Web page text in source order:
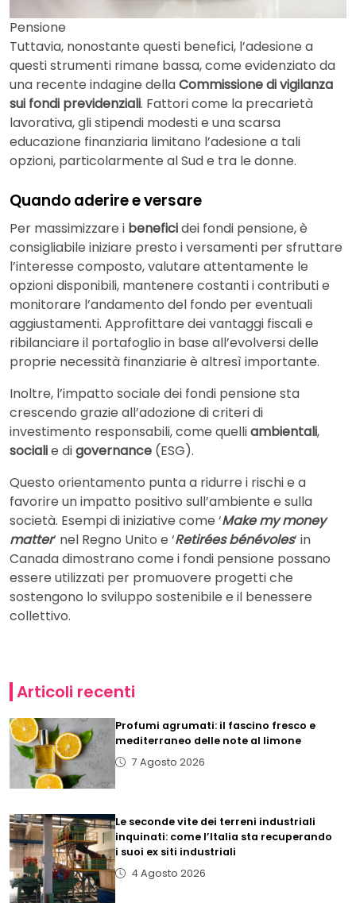
Pensione
Tuttavia, nonostante questi benefici, l’adesione a
questi strumenti rimane bassa, come evidenziato da
una recente indagine dellaCommissione di vigilanza
sui fondi previdenziali. Fattori come la precarietà
lavorativa, gli stipendi modesti e una scarsa
educazione finanziaria limitano l’adesione a tali
opzioni, particolarmente al Sud e tra le donne.
Quando aderire e versare
Per massimizzare i beneficidei fondi pensione, è
consigliabile iniziare presto i versamenti per sfruttare
l’interesse composto, valutare attentamente le
opzioni disponibili, mantenere costanti i contributi e
monitorare l’andamento del fondo per eventuali
aggiustamenti. Approfittare dei vantaggi fiscali e
ribilanciare il portafoglio in base all’evolversi delle
proprie necessità finanziarie è altresì importante.
Inoltre, l’impatto sociale dei fondi pensione sta
crescendo grazie all’adozione di criteri di
investimento responsabili, come quelliambientali,
socialie digovernance (ESG).
Questo orientamento punta a ridurre i rischi e a
favorire un impatto positivo sull’ambiente e sulla
società. Esempi di iniziative come ‘Make my money
matter‘ nel Regno Unito e ‘Retirées bénévoles‘ in
Canada dimostrano come i fondi pensione possano
essere utilizzati per promuovere progetti che
sostengono lo sviluppo sostenibile e il benessere
collettivo.
Articoli recenti
Profumi agrumati: il fascino fresco e
mediterraneo delle note al limone
7 Agosto 2026
Le seconde vite dei terreni industriali
inquinati: come l’Italia sta recuperando
i suoi ex siti industriali
4 Agosto 2026